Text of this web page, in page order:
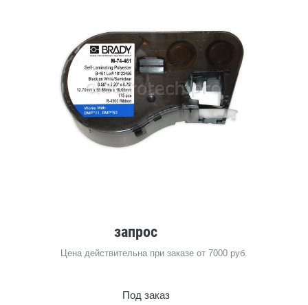
запрос
Цена действительна при заказе от 7000 руб.
Под заказ